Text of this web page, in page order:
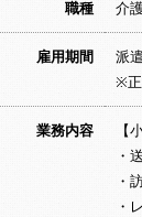
職種 介
雇用期間
派
※正
業務内容
【
・
・
・